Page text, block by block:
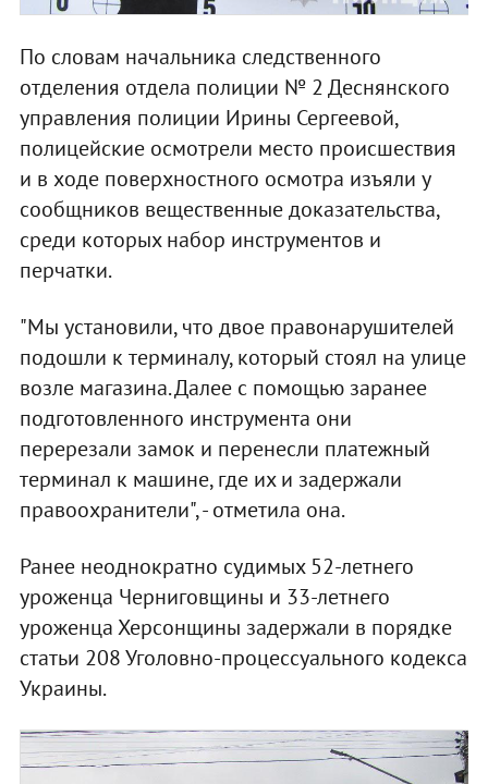
По словам начальника следственного
отделения отдела полиции № 2 Деснянского
управления полиции Ирины Сергеевой,
полицейские осмотрели место происшествия
и в ходе поверхностного осмотра изъяли у
сообщников вещественные доказательства,
среди которых набор инструментов и
перчатки.
"Мы установили, что двое правонарушителей
подошли к терминалу, который стоял на улице
возле магазина. Далее с помощью заранее
подготовленного инструмента они
перерезали замок и перенесли платежный
терминал к машине, где их и задержали
правоохранители", - отметила она.
Ранее неоднократно судимых 52-летнего
уроженца Черниговщины и 33-летнего
уроженца Херсонщины задержали в порядке
статьи 208 Уголовно-процессуального кодекса
Украины.